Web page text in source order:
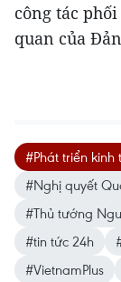
công tác
quan của
#Phát triển kinh
#Nghị quyết
#Thủ tướng
#tin tức 24h
#VietnamPlus